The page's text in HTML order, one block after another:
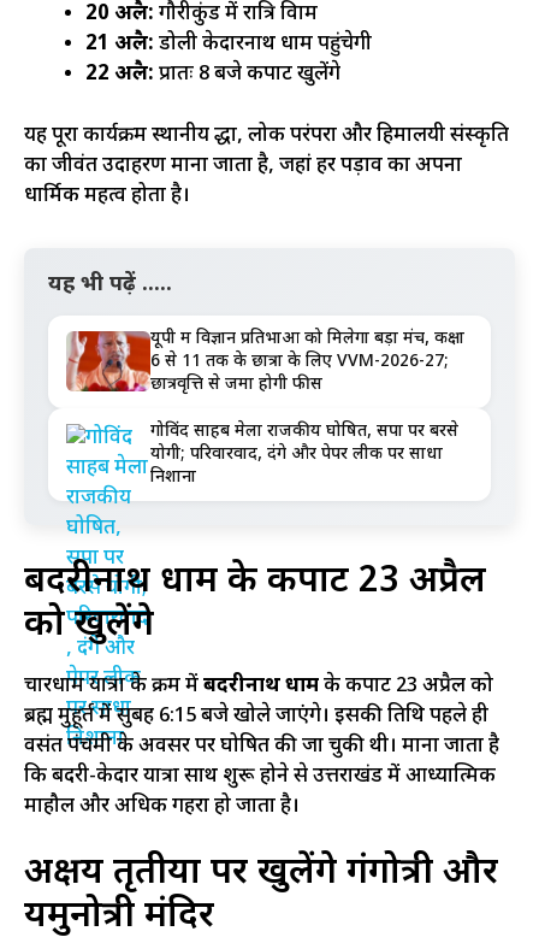
20 अप्रैल: गौरीकुंड में रात्रि विश्राम
21 अप्रैल: डोली केदारनाथ धाम पहुंचेगी
22 अप्रैल: प्रातः 8 बजे कपाट खुलेंगे
यह पूरा कार्यक्रम स्थानीय श्रद्धा, लोक परंपरा और हिमालयी संस्कृति
का जीवंत उदाहरण माना जाता है, जहां हर पड़ाव का अपना
धार्मिक महत्व होता है।
यह भी पढ़ें .....
यूपी में विज्ञान प्रतिभाओं को मिलेगा बड़ा मंच, कक्षा
6 से 11 तक के छात्रों के लिए VVM-2026-27;
छात्रवृत्ति से जमा होगी फीस
गोविंद साहब मेला राजकीय घोषित, सपा पर बरसे
योगी; परिवारवाद, दंगे और पेपर लीक पर साधा
निशाना
बदरीनाथ धाम के कपाट 23 अप्रैल
को खुलेंगे
चारधाम यात्रा के क्रम मेंबदरीनाथ धामके कपाट 23 अप्रैल को
ब्रह्म मुहूर्त में सुबह 6:15 बजे खोले जाएंगे। इसकी तिथि पहले ही
वसंत पंचमी के अवसर पर घोषित की जा चुकी थी। माना जाता है
कि बदरी-केदार यात्रा साथ शुरू होने से उत्तराखंड में आध्यात्मिक
माहौल और अधिक गहरा हो जाता है।
अक्षय तृतीया पर खुलेंगे गंगोत्री और
यमुनोत्री मंदिर